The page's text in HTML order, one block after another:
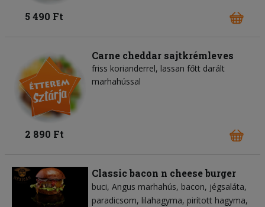
5 490 Ft
Carne cheddar sajtkrémleves
friss korianderrel, lassan főtt darált
marhahússal
2 890 Ft
Classic bacon n cheese burger
buci Angus marhahús bacon jégsaláta
paradicsom lilahagyma pirított hagyma